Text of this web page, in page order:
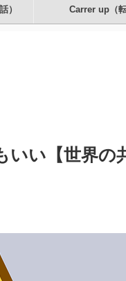
） Carrer up（転
い【世界の